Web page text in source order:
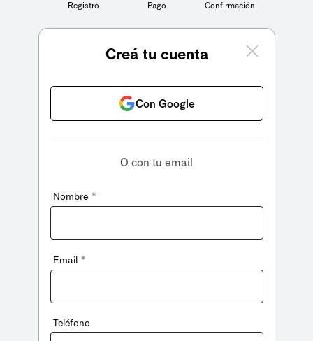
Registro Pago Confirmación
Creá tu cuenta
Con Google
O con tu email
Nombre *
Email *
Teléfono